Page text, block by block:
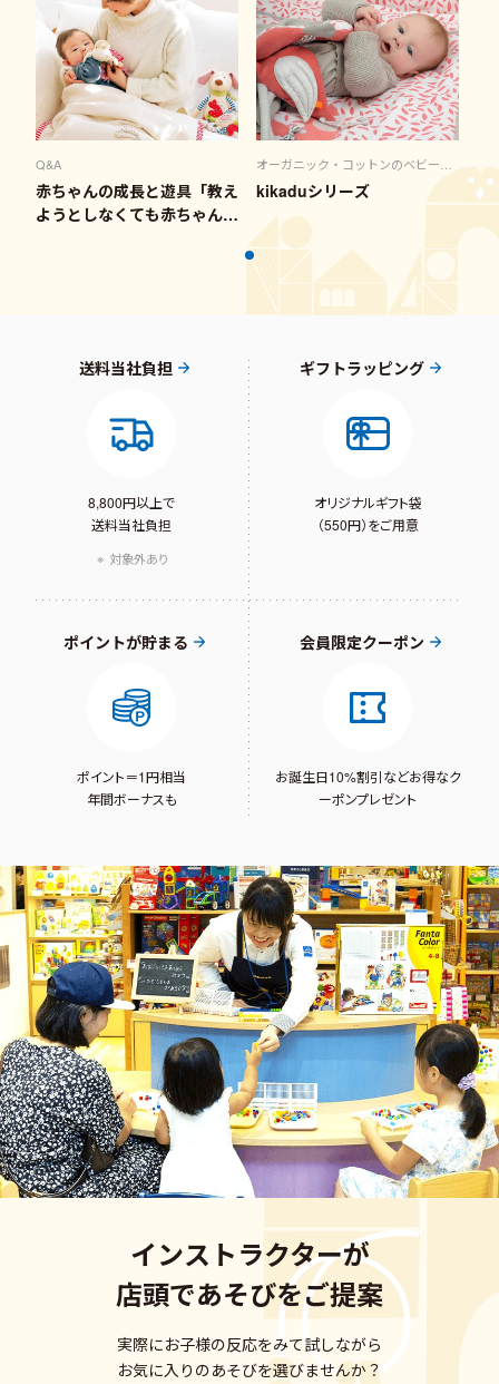
Q&A
赤ちゃんの成長と遊具「教え
ようとしなくても赤ちゃんは
オーガニック・コットンのベビー用
kikaduシリーズ
送料当社負担
8,800円以上で
送料当社負担
対象外あり
ギフトラッピング
オリジナルギフト袋
（550円）をご用意
ポイントが貯まる
ポイント＝1円相当
年間ボーナスも
会員限定クーポン
お誕生日10%割引などお得なク
ーポンプレゼント
インストラクターが
店頭であそびをご提案
実際にお子様の反応をみて試しながら
お気に入りのあそびを選びませんか？